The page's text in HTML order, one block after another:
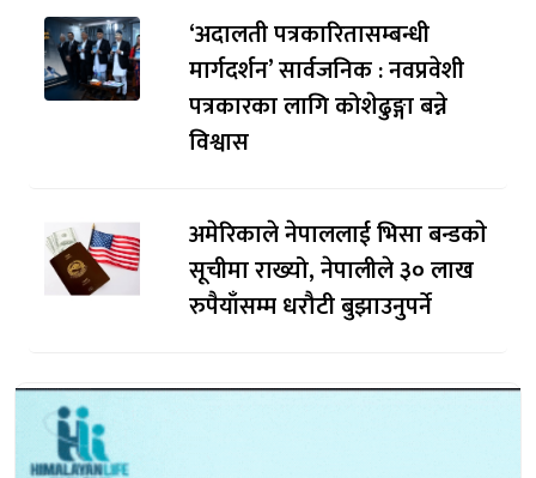
‘अदालती पत्रकारितासम्बन्धी
मार्गदर्शन’ सार्वजनिक : नवप्रवेशी
पत्रकारका लागि कोशेढुङ्गा बन्ने
विश्वास
अमेरिकाले नेपाललाई भिसा बन्डकाे
सूचीमा राख्यो, नेपालीले ३० लाख
रुपैयाँसम्म धरौटी बुझाउनुपर्ने